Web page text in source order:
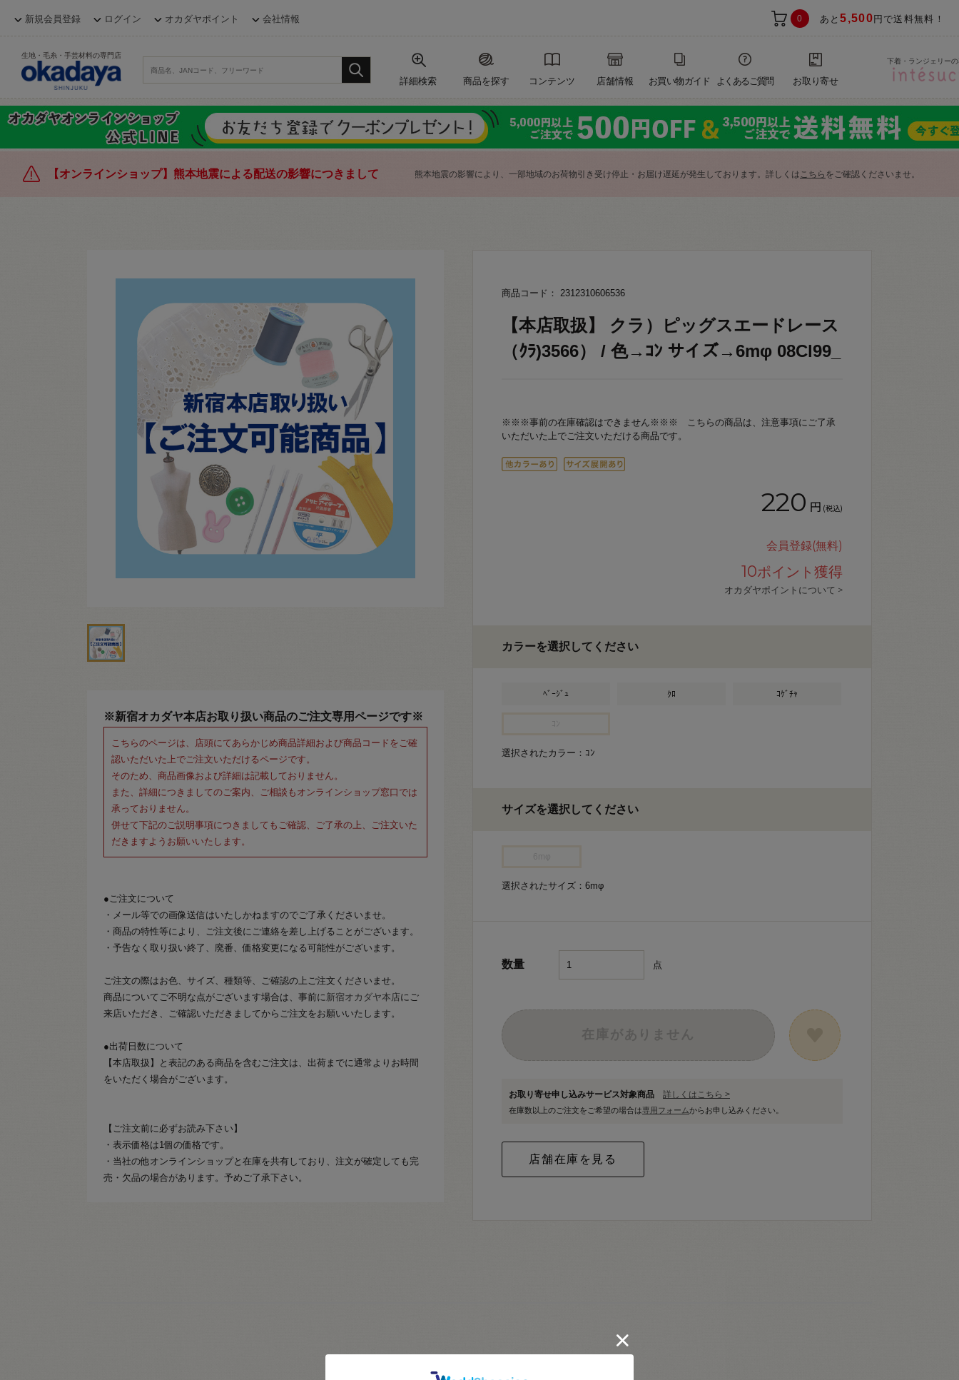
新規会員登録 ログイン オカダヤポイント 会社情報 0 あと5,500 円で送料無料！
生地・毛糸・手芸材料の専門店
詳細検索 商品を探す コンテンツ 店舗情報 お買い物ガイド よくあるご質問 お取り寄せ
下着・ランジェリー
【オンラインショップ】熊本地震による配送の影響につきまして 熊本地震の影響により、一部地域のお荷物引き受け停止・お届け遅延が発生しております。詳しくはこちら をご確認くださいませ。
※新宿オカダヤ本店お取り扱い商品のご注文専用ページです※
こちらのページは、店頭にてあらかじめ商品詳細および商品コードをご確
認いただいた上でご注文いただけるページです。
そのため、商品画像および詳細は記載しておりません。
また、詳細につきましてのご案内、ご相談もオンラインショップ窓口では
承っておりません。
併せて下記のご説明事項につきましてもご確認、ご了承の上、ご注文いた
だきますようお願いいたします。
●ご注文について
・メール等での画像送信はいたしかねますのでご了承くださいませ。
・商品の特性等により、ご注文後にご連絡を差し上げることがございます。
・予告なく取り扱い終了、廃番、価格変更になる可能性がございます。
ご注文の際はお色、サイズ、種類等、ご確認の上ご注文くださいませ。
商品についてご不明な点がございます場合は、事前に 新宿オカダヤ本店にご
来店いただき、ご確認いただきましてからご注文をお願いいたします。
●出荷日数について
【本店取扱】と表記のある商品を含むご注文は、出荷までに通常よりお時間
をいただく場合がございます。
【ご注文前に必ずお読み下さい】
・表示価格は1個の価格です。
・当社の他オンラインショップと在庫を共有しており、注文が確定しても完
売・欠品の場合があります。予めご了承下さい。
商品コード： 2312310606536
【本店取扱】 クラ）ピッグスエードレース
（ｸﾗ)3566） / 色→ｺﾝ サイズ→6mφ 08Cl99_
※※※事前の在庫確認はできません※※※ こちらの商品は、注意事項にご了承
いただいた上でご注文いただける商品です。
220 円 (税込)
会員登録(無料)
10ポイント獲得
オカダヤポイントについて >
カラーを選択してください
ﾍﾞｰｼﾞｭ ｸﾛ ｺｹﾞﾁｬ
選択されたカラー：ｺﾝ
サイズを選択してください
選択されたサイズ：6mφ
数量 点
お取り寄せ申し込みサービス対象商品 詳しくはこちら >
在庫数以上のご注文をご希望の場合は専用フォームからお申し込みください。